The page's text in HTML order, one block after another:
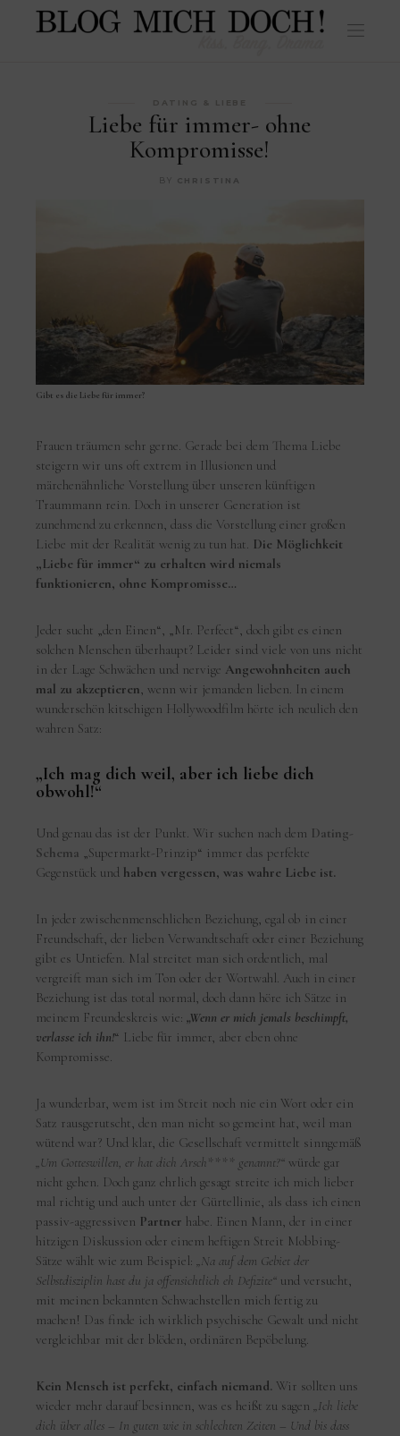
DATING & LIEBE
Liebe für immer- ohne
Kompromisse!
BY CHRISTINA
Gibt es die Liebe für immer?
Frauen träumen sehr gerne. Gerade bei dem Thema Liebe
steigern wir uns oft extrem in Illusionen und
märchenähnliche Vorstellung über unseren künftigen
Traummann rein. Doch in unserer Generation ist
zunehmend zu erkennen, dass die Vorstellung einer großen
Liebe mit der Realität wenig zu tun hat. Die Möglichkeit
„Liebe für immer“ zu erhalten wird niemals
funktionieren, ohne Kompromisse…
Jeder sucht „den Einen“, „Mr. Perfect“, doch gibt es einen
solchen Menschen überhaupt? Leider sind viele von uns nicht
in der Lage Schwächen und nervige Angewohnheiten auch
mal zu akzeptieren, wenn wir jemanden lieben. In einem
wunderschön kitschigen Hollywoodfilm hörte ich neulich den
wahren Satz:
„Ich mag dich weil, aber ich liebe dich
obwohl!“
Und genau das ist der Punkt. Wir suchen nach dem Dating-
Schema „Supermarkt-Prinzip“ immer das perfekte
Gegenstück und haben vergessen, was wahre Liebe ist.
In jeder zwischenmenschlichen Beziehung, egal ob in einer
Freundschaft, der lieben Verwandtschaft oder einer Beziehung
gibt es Untiefen. Mal streitet man sich ordentlich, mal
vergreift man sich im Ton oder der Wortwahl. Auch in einer
Beziehung ist das total normal, doch dann höre ich Sätze in
meinem Freundeskreis wie:„Wenn er mich jemals beschimpft,
verlasse ich ihn!“ Liebe für immer, aber eben ohne
Kompromisse.
Ja wunderbar, wem ist im Streit noch nie ein Wort oder ein
Satz rausgerutscht, den man nicht so gemeint hat, weil man
wütend war? Und klar, die Gesellschaft vermittelt sinngemäß
„Um Gotteswillen, er hat dich Arsch**** genannt?“ würde gar
nicht gehen. Doch ganz ehrlich gesagt streite ich mich lieber
mal richtig und auch unter der Gürtellinie, als dass ich einen
passiv-aggressiven Partner habe. Einen Mann, der in einer
hitzigen Diskussion oder einem heftigen Streit Mobbing-
Sätze wählt wie zum Beispiel:„Na auf dem Gebiet der
Selbstdisziplin hast du ja offensichtlich eh Defizite“ und versucht,
mit meinen bekannten Schwachstellen mich fertig zu
machen! Das finde ich wirklich psychische Gewalt und nicht
vergleichbar mit der blöden, ordinären Bepöbelung.
Kein Mensch ist perfekt, einfach niemand. Wir sollten uns
wieder mehr darauf besinnen, was es heißt zu sagen„Ich liebe
dich über alles – In guten wie in schlechten Zeiten – Und bis dass